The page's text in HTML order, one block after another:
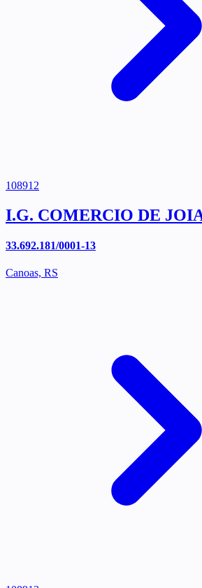
108912
I.G. COMERCIO DE
33.692.181/0001-13
Canoas, RS